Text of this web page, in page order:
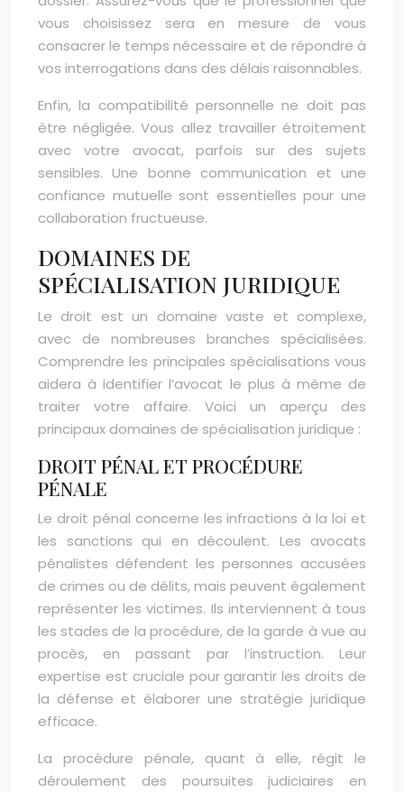
vous choisissez sera en mesure de vous
consacrer le temps nécessaire et de répondre à
vos interrogations dans des délais raisonnables.
Enfin, la compatibilité personnelle ne doit pas
être négligée. Vous allez travailler étroitement
avec votre avocat, parfois sur des sujets
sensibles. Une bonne communication et une
confiance mutuelle sont essentielles pour une
collaboration fructueuse.
DOMAINES DE
SPÉCIALISATION JURIDIQUE
Le droit est un domaine vaste et complexe,
avec de nombreuses branches spécialisées.
Comprendre les principales spécialisations vous
aidera à identifier l’avocat le plus à même de
traiter votre affaire. Voici un aperçu des
principaux domaines de spécialisation juridique :
DROIT PÉNAL ET PROCÉDURE
PÉNALE
Le droit pénal concerne les infractions à la loi et
les sanctions qui en découlent. Les avocats
pénalistes défendent les personnes accusées
de crimes ou de délits, mais peuvent également
représenter les victimes. Ils interviennent à tous
les stades de la procédure, de la garde à vue au
procès, en passant par l’instruction. Leur
expertise est cruciale pour garantir les droits de
la défense et élaborer une stratégie juridique
efficace.
La procédure pénale, quant à elle, régit le
déroulement des poursuites judiciaires en